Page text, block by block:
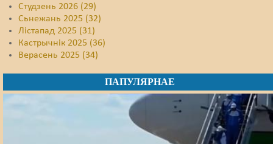
Студзень 2026 (29)
Сьнежань 2025 (32)
Лістапад 2025 (31)
Кастрычнік 2025 (36)
Верасень 2025 (34)
ПАПУЛЯРНАЕ